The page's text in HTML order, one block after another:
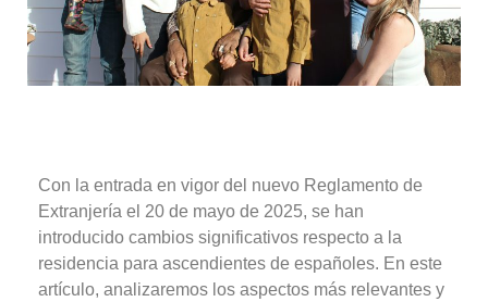
Con la entrada en vigor del nuevo Reglamento de
Extranjería el 20 de mayo de 2025, se han
introducido cambios significativos respecto a la
residencia para ascendientes de españoles. En este
artículo, analizaremos los aspectos más relevantes y